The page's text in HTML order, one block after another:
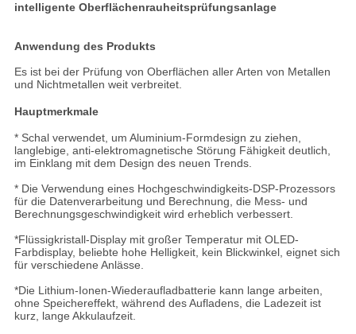
intelligente Oberflächenrauheitsprüfungsanlage
Anwendung des Produkts
Es ist bei der Prüfung von Oberflächen aller Arten von Metallen
und Nichtmetallen weit verbreitet.
Hauptmerkmale
* Schal verwendet, um Aluminium-Formdesign zu ziehen,
langlebige, anti-elektromagnetische Störung Fähigkeit deutlich,
im Einklang mit dem Design des neuen Trends.
* Die Verwendung eines Hochgeschwindigkeits-DSP-Prozessors
für die Datenverarbeitung und Berechnung, die Mess- und
Berechnungsgeschwindigkeit wird erheblich verbessert.
*Flüssigkristall-Display mit großer Temperatur mit OLED-
Farbdisplay, beliebte hohe Helligkeit, kein Blickwinkel, eignet sich
für verschiedene Anlässe.
*Die Lithium-Ionen-Wiederaufladbatterie kann lange arbeiten,
ohne Speichereffekt, während des Aufladens, die Ladezeit ist
kurz, lange Akkulaufzeit.